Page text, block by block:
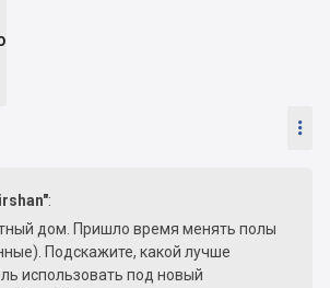

:
дом. Пришло время менять полы
Подскажите, какой лучше
использовать под новый